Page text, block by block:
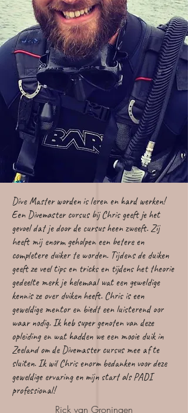
Dive Master worden is leren en hard werken!
Een Divemaster cursus bij Chris geeft je het
gevoel dat je door de cursus heen zweeft. Zij
heeft mij enorm geholpen een betere en
completere duiker te worden. Tijdens de duiken
geeft ze veel tips en tricks en tijdens het theorie
gedeelte merk je helemaal wat een geweldige
kennis ze over duiken heeft. Chris is een
geweldige mentor en biedt een luisterend oor
waar nodig. Ik heb super genoten van deze
opleiding en wat hadden we een mooie duik in
Zeeland om de Divemaster cursus mee af te
sluiten. Ik wil Chris enorm bedanken voor deze
geweldige ervaring en mijn start als PADI
professional!
Rick van Groningen